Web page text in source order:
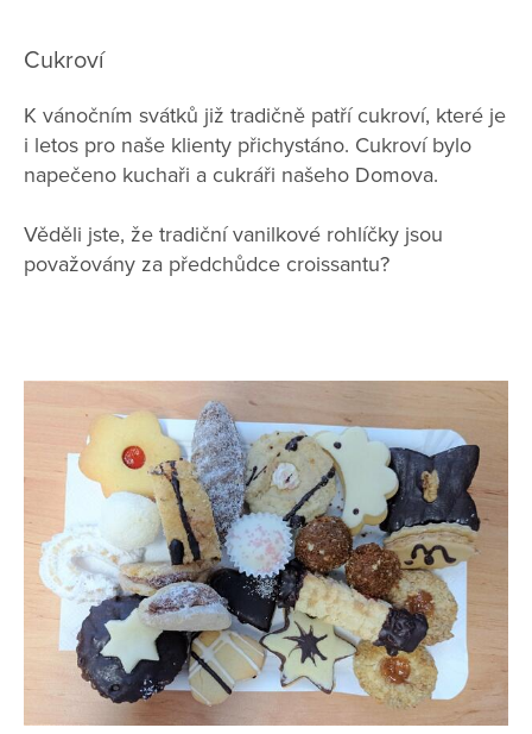
Cukroví
K vánočním svátků již tradičně patří cukroví, které je
i letos pro naše klienty přichystáno. Cukroví bylo
napečeno kuchaři a cukráři našeho Domova.
Věděli jste, že tradiční vanilkové rohlíčky jsou
považovány za předchůdce croissantu?